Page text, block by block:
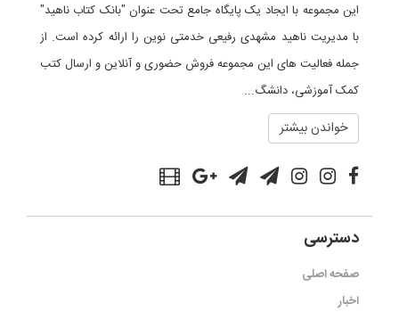
این مجموعه با ایجاد یک پایگاه جامع تحت عنوان "بانک کتاب ناهید"
با مدیریت ناهید مشهدی رفیعی خدمتی نوین را ارائه کرده است. از
جمله فعالیت های این مجموعه فروش حضوری و آنلاین و ارسال کتب
کمک آموزشی، دانشگ...
خواندن بیشتر
دسترسی
صفحه اصلی
اخبار